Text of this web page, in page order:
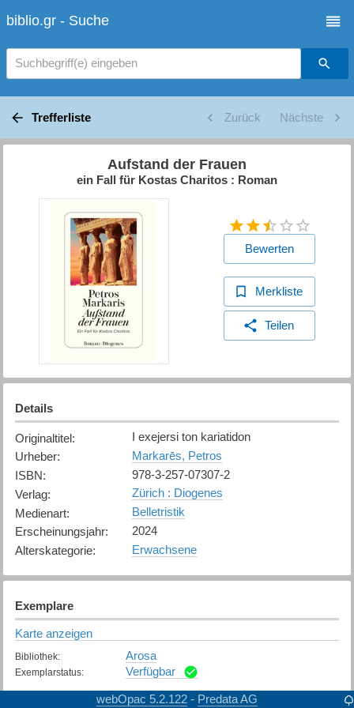
biblio.gr - Suche
Suchbegriff(e) eingeben
Trefferliste Zurück Nächste
Aufstand der Frauen
ein Fall für Kostas Charitos : Roman
Bewerten
Merkliste
Teilen
Details
Originaltitel:
I exejersi ton kariatidon
Urheber:
Markarēs, Petros
ISBN:
978-3-257-07307-2
Verlag:
Zürich : Diogenes
Medienart:
Belletristik
Erscheinungsjahr:
2024
Alterskategorie: Erwachsene
Exemplare
Karte anzeigen
Bibliothek: Arosa
Exemplarstatus: Verfügbar
Chur
webOpac 5.2.122 - Predata AG